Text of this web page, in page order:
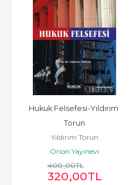
Hukuk Felsefesi-Yıldırım
Torun
Yıldırım Torun
Orion Yayınevi
400,00TL
320,00TL